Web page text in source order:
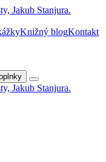
Knižný blogKontakt